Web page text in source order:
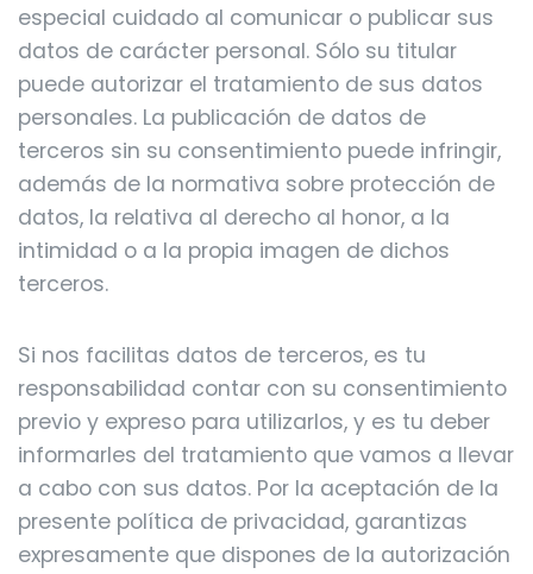
especial cuidado al comunicar o publicar sus
datos de carácter personal. Sólo su titular
puede autorizar el tratamiento de sus datos
personales. La publicación de datos de
terceros sin su consentimiento puede infringir,
además de la normativa sobre protección de
datos, la relativa al derecho al honor, a la
intimidad o a la propia imagen de dichos
terceros.
Si nos facilitas datos de terceros, es tu
responsabilidad contar con su consentimiento
previo y expreso para utilizarlos, y es tu deber
informarles del tratamiento que vamos a llevar
a cabo con sus datos. Por la aceptación de la
presente política de privacidad, garantizas
expresamente que dispones de la autorización